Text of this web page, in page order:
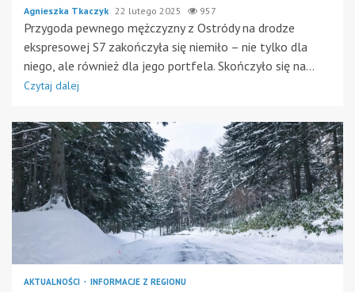
Agnieszka Tkaczyk 22 lutego 2025 957
Przygoda pewnego mężczyzny z Ostródy na drodze
ekspresowej S7 zakończyła się niemiło – nie tylko dla
niego, ale również dla jego portfela. Skończyło się na...
Czytaj dalej
AKTUALNOŚCI INFORMACJE Z REGIONU